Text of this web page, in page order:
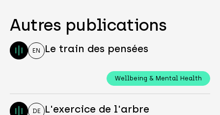
Autres publications
EN Le train des pensées
Wellbeing & Mental Health
DE L'exercice de l'arbre